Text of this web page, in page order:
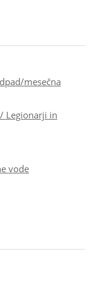
mesečna
Legionarji in
vode